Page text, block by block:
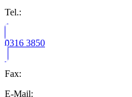
Tel.:
0316 3850
Fax:
E-Mail: